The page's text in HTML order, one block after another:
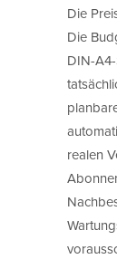
Die
Die
DIN-
realen